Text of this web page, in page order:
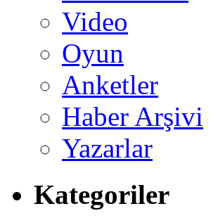
Video
Oyun
Anketler
Haber Arşivi
Yazarlar
Kategoriler